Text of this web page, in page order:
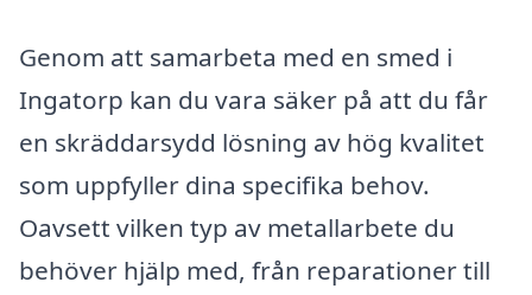
Genom att samarbeta med en smed i
Ingatorp kan du vara säker på att du får
en skräddarsydd lösning av hög kvalitet
som uppfyller dina specifika behov.
Oavsett vilken typ av metallarbete du
behöver hjälp med, från reparationer till